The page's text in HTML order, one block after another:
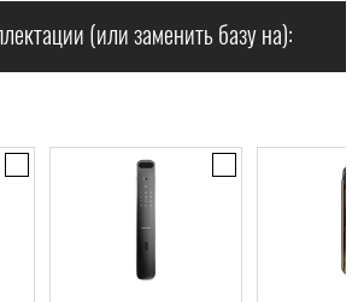
(или заменить базу на):